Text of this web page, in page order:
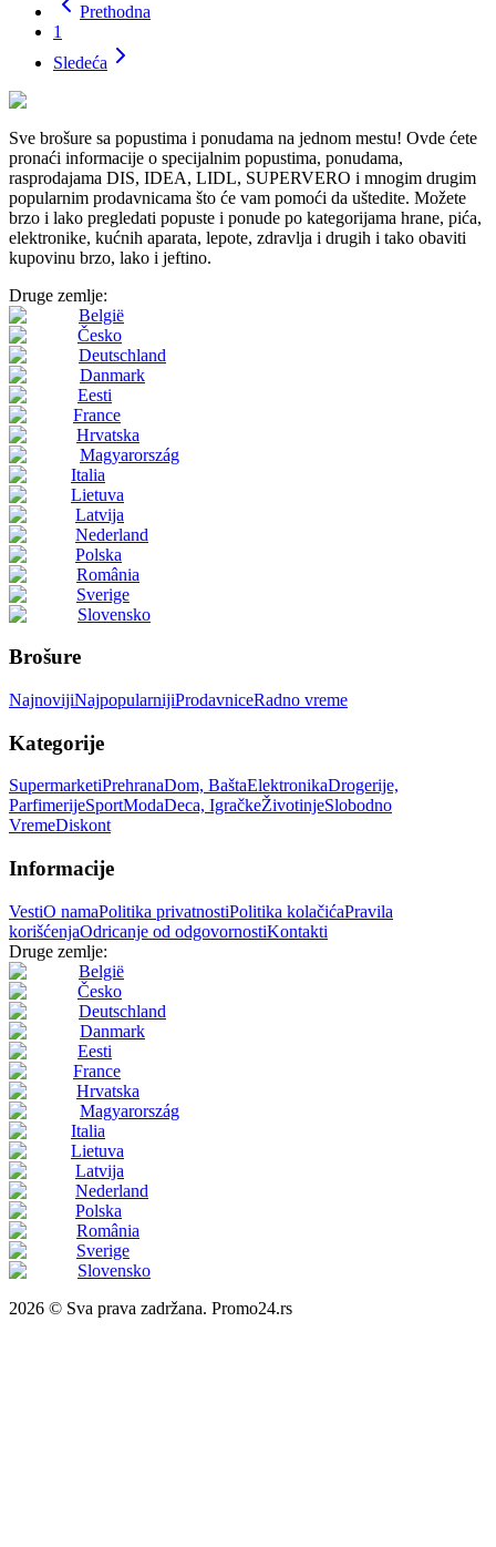
Prethodna
1
Sledeća
Sve brošure sa popustima i ponudama na jednom mestu! Ovde ćete
pronaći informacije o specijalnim popustima, ponudama,
rasprodajama DIS, IDEA, LIDL, SUPERVERO i mnogim drugim
popularnim prodavnicama što će vam pomoći da uštedite. Možete
brzo i lako pregledati popuste i ponude po kategorijama hrane, pića,
elektronike, kućnih aparata, lepote, zdravlja i drugih i tako obaviti
kupovinu brzo, lako i jeftino.
Druge zemlje:
België
Česko
Deutschland
Danmark
Eesti
France
Hrvatska
Magyarország
Italia
Lietuva
Latvija
Nederland
Polska
România
Sverige
Slovensko
Brošure
NajnovijiNajpopularnijiProdavniceRadno vreme
Kategorije
SupermarketiPrehranaDom, BaštaElektronikaDrogerije,
ParfimerijeSportModaDeca, IgračkeŽivotinjeSlobodno
VremeDiskont
Informacije
VestiO namaPolitika privatnostiPolitika kolačićaPravila
korišćenjaOdricanje od odgovornostiKontakti
Druge zemlje:
België
Česko
Deutschland
Danmark
Eesti
France
Hrvatska
Magyarország
Italia
Lietuva
Latvija
Nederland
Polska
România
Sverige
Slovensko
2026 © Sva prava zadržana. Promo24.rs